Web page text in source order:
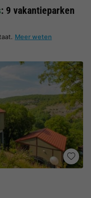
: 9 vakantieparken
Meer weten